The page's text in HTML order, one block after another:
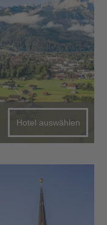
Hotel auswählen